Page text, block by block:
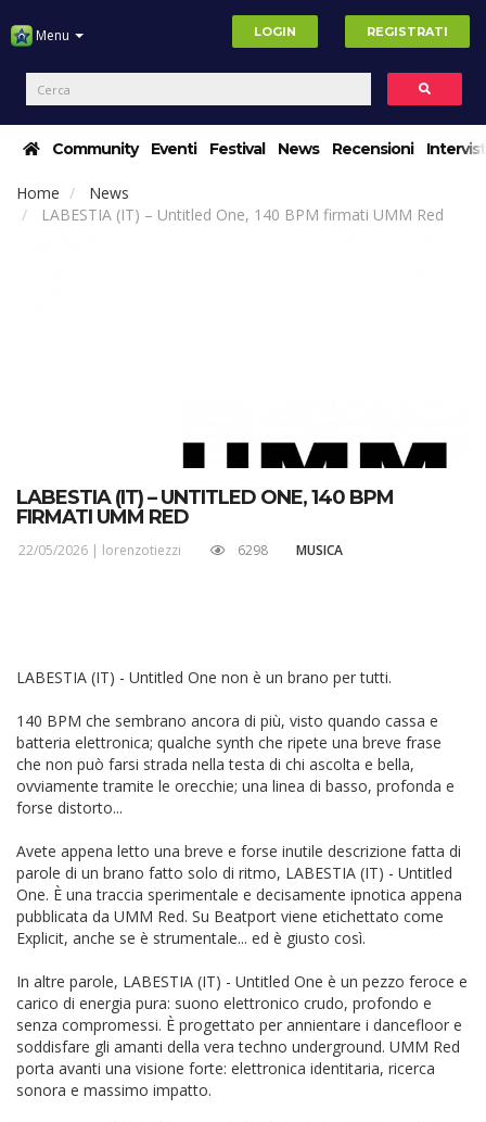
Menu LOGIN REGISTRATI
Community Eventi Festival News Recensioni
Home
News
LABESTIA (IT) – Untitled One, 140 BPM firmati UMM Red
LABESTIA (IT) – UNTITLED ONE, 140 BPM
FIRMATI UMM RED
22/05/2026 | lorenzotiezzi 6298 MUSICA
LABESTIA (IT) - Untitled One non è un brano per tutti.
140 BPM che sembrano ancora di più, visto quando cassa e
batteria elettronica; qualche synth che ripete una breve frase
che non può farsi strada nella testa di chi ascolta e bella,
ovviamente tramite le orecchie; una linea di basso, profonda e
forse distorto...
Avete appena letto una breve e forse inutile descrizione fatta di
parole di un brano fatto solo di ritmo, LABESTIA (IT) - Untitled
One. È una traccia sperimentale e decisamente ipnotica appena
pubblicata da UMM Red. Su Beatport viene etichettato come
Explicit, anche se è strumentale... ed è giusto così.
In altre parole, LABESTIA (IT) - Untitled One è un pezzo feroce e
carico di energia pura: suono elettronico crudo, profondo e
senza compromessi. È progettato per annientare i dancefloor e
soddisfare gli amanti della vera techno underground. UMM Red
porta avanti una visione forte: elettronica identitaria, ricerca
sonora e massimo impatto.